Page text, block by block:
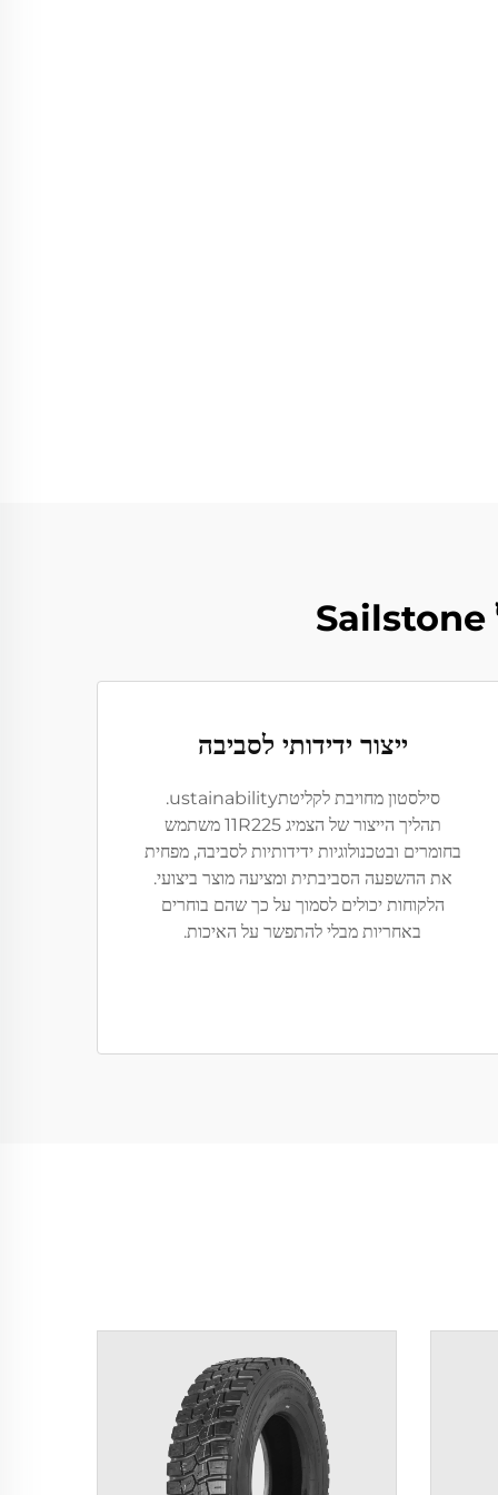
ייצור ידידותי לסביבה
סילסטון מחויבת לקליטתustainability.
תהליך הייצור של הצמיג 11R225 משתמש
בחומרים ובטכנולוגיות ידידותיות לסביבה, מפחית
את ההשפעה הסביבתית ומציעה מוצר ביצועי.
הלקוחות יכולים לסמוך על כך שהם בוחרים
באחריות מבלי להתפשר על האיכות.